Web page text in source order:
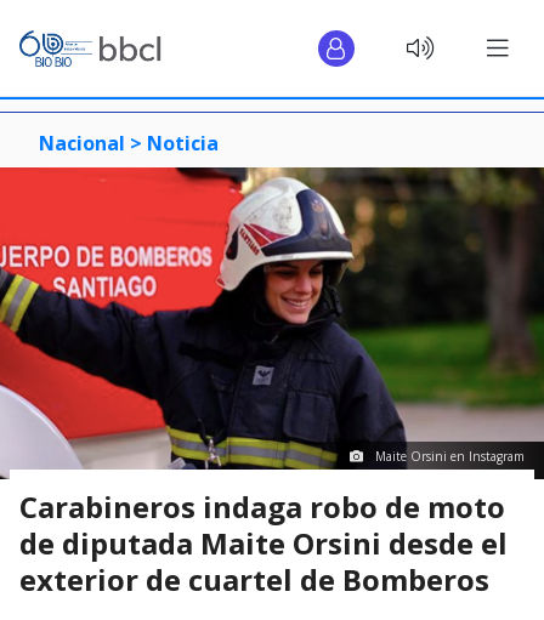
Nacional > Noticia
Maite Orsini en Instagram
Carabineros indaga robo de moto
de diputada Maite Orsini desde el
exterior de cuartel de Bomberos